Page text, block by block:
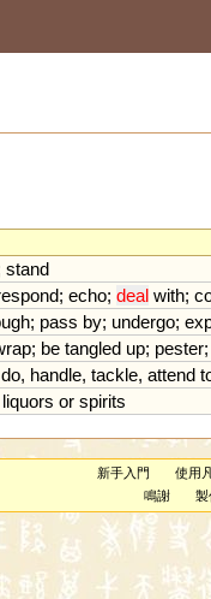
stand
; echo; deal with;
; pass by; undergo;
; be tangled up; pester;
do, handle, tackle, attend
liquors or spirits
新手入門 使用
鳴謝
製